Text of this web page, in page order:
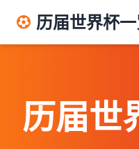
历届世界杯
历届世